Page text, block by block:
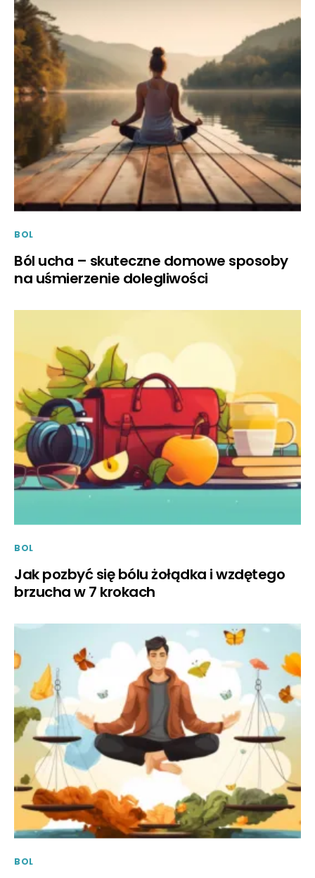
BOL
Ból ucha – skuteczne domowe sposoby
na uśmierzenie dolegliwości
BOL
Jak pozbyć się bólu żołądka i wzdętego
brzucha w 7 krokach
BOL